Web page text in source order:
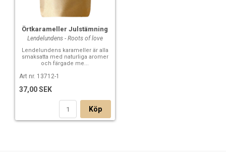
Örtkarameller Julstämning
Lendelundens - Roots of love
Lendelundens karameller är alla
smaksatta med naturliga aromer
och färgade me...
Art nr. 13712-1
37,00 SEK
Köp